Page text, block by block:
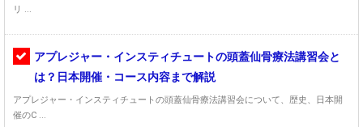
リ ...
アプレジャー・インスティチュートの頭蓋仙骨療法講習会と
は？日本開催・コース内容まで解説
アプレジャー・インスティチュートの頭蓋仙骨療法講習会について、歴史、日本開
催のC ...